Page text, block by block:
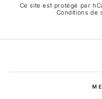
Ce site est protégé par
Conditions de